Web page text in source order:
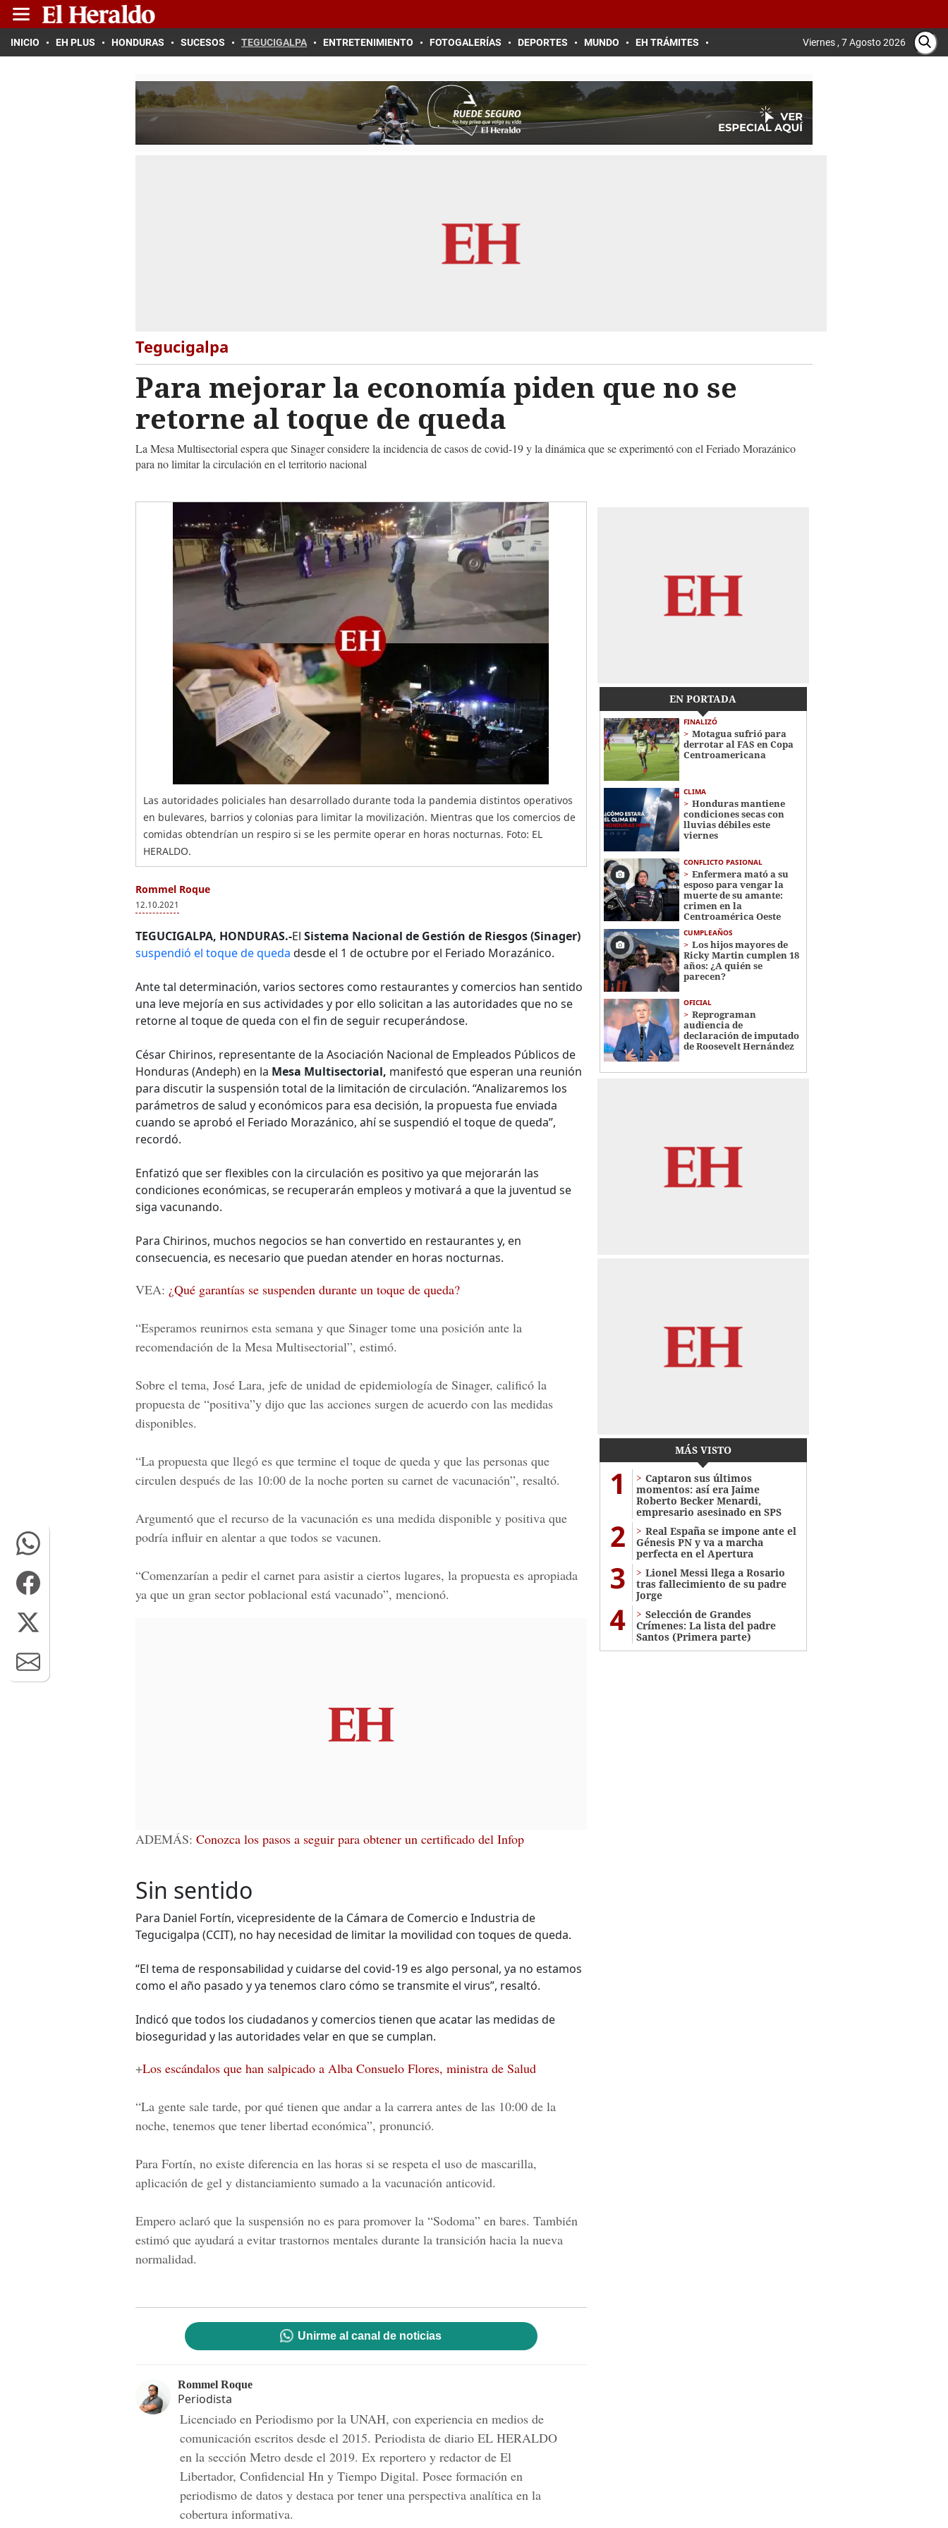
INICIO EH PLUS HONDURAS SUCESOS TEGUCIGALPA ENTRETENIMIENTO FOTOGALERÍAS DEPORTES MUNDO EH TRÁMITES Viernes , 7 Agosto 2026
Tegucigalpa
Para mejorar la economía piden que no se
retorne al toque de queda
La Mesa Multisectorial espera que Sinager considere la incidencia de casos de covid-19 y la dinámica que se experimentó con el Feriado Morazánico
para no limitar la circulación en el territorio nacional
Las autoridades policiales han desarrollado durante toda la pandemia distintos operativos
en bulevares, barrios y colonias para limitar la movilización. Mientras que los comercios de
comidas obtendrían un respiro si se les permite operar en horas nocturnas. Foto: EL
HERALDO.
Rommel Roque
12.10.2021
TEGUCIGALPA, HONDURAS.-El Sistema Nacional de Gestión de Riesgos (Sinager)
suspendió el toque de queda desde el 1 de octubre por el Feriado Morazánico.
Ante tal determinación, varios sectores como restaurantes y comercios han sentido
una leve mejoría en sus actividades y por ello solicitan a las autoridades que no se
retorne al toque de queda con el fin de seguir recuperándose.
César Chirinos, representante de la Asociación Nacional de Empleados Públicos de
Honduras (Andeph) en la Mesa Multisectorial, manifestó que esperan una reunión
para discutir la suspensión total de la limitación de circulación. “Analizaremos los
parámetros de salud y económicos para esa decisión, la propuesta fue enviada
cuando se aprobó el Feriado Morazánico, ahí se suspendió el toque de queda”,
recordó.
Enfatizó que ser flexibles con la circulación es positivo ya que mejorarán las
condiciones económicas, se recuperarán empleos y motivará a que la juventud se
siga vacunando.
Para Chirinos, muchos negocios se han convertido en restaurantes y, en
consecuencia, es necesario que puedan atender en horas nocturnas.
VEA: ¿Qué garantías se suspenden durante un toque de queda?
“Esperamos reunirnos esta semana y que Sinager tome una posición ante la
recomendación de la Mesa Multisectorial”, estimó.
Sobre el tema, José Lara, jefe de unidad de epidemiología de Sinager, calificó la
propuesta de “positiva”y dijo que las acciones surgen de acuerdo con las medidas
disponibles.
“La propuesta que llegó es que termine el toque de queda y que las personas que
circulen después de las 10:00 de la noche porten su carnet de vacunación”, resaltó.
Argumentó que el recurso de la vacunación es una medida disponible y positiva que
podría influir en alentar a que todos se vacunen.
“Comenzarían a pedir el carnet para asistir a ciertos lugares, la propuesta es apropiada
ya que un gran sector poblacional está vacunado”, mencionó.
ADEMÁS: Conozca los pasos a seguir para obtener un certificado del Infop
Sin sentido
Para Daniel Fortín, vicepresidente de la Cámara de Comercio e Industria de
Tegucigalpa (CCIT), no hay necesidad de limitar la movilidad con toques de queda.
“El tema de responsabilidad y cuidarse del covid-19 es algo personal, ya no estamos
como el año pasado y ya tenemos claro cómo se transmite el virus”, resaltó.
Indicó que todos los ciudadanos y comercios tienen que acatar las medidas de
bioseguridad y las autoridades velar en que se cumplan.
+Los escándalos que han salpicado a Alba Consuelo Flores, ministra de Salud
“La gente sale tarde, por qué tienen que andar a la carrera antes de las 10:00 de la
noche, tenemos que tener libertad económica”, pronunció.
Para Fortín, no existe diferencia en las horas si se respeta el uso de mascarilla,
aplicación de gel y distanciamiento sumado a la vacunación anticovid.
Empero aclaró que la suspensión no es para promover la “Sodoma” en bares. También
estimó que ayudará a evitar trastornos mentales durante la transición hacia la nueva
normalidad.
Unirme al canal de noticias
Rommel Roque
Periodista
Licenciado en Periodismo por la UNAH, con experiencia en medios de
comunicación escritos desde el 2015. Periodista de diario EL HERALDO
en la sección Metro desde el 2019. Ex reportero y redactor de El
Libertador, Confidencial Hn y Tiempo Digital. Posee formación en
periodismo de datos y destaca por tener una perspectiva analítica en la
cobertura informativa.
EN PORTADA
FINALIZÓ
Motagua sufrió para
derrotar al FAS en Copa
Centroamericana
CLIMA
Honduras mantiene
condiciones secas con
lluvias débiles este
viernes
CONFLICTO PASIONAL
Enfermera mató a su
esposo para vengar la
muerte de su amante:
crimen en la
Centroamérica Oeste
CUMPLEAÑOS
Los hijos mayores de
Ricky Martin cumplen 18
años: ¿A quién se
parecen?
OFICIAL
Reprograman
audiencia de
declaración de imputado
de Roosevelt Hernández
MÁS VISTO
1
Captaron sus últimos
momentos: así era Jaime
Roberto Becker Menardi​​​,
empresario asesinado en SPS
2
Real España se impone ante el
Génesis PN y va a marcha
perfecta en el Apertura
3
Lionel Messi llega a Rosario
tras fallecimiento de su padre
Jorge
4
Selección de Grandes
Crímenes: La lista del padre
Santos (Primera parte)